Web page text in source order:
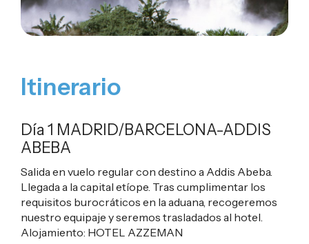
Itinerario
Día 1 MADRID/BARCELONA-ADDIS
ABEBA
Salida en vuelo regular con destino a Addis Abeba.
Llegada a la capital etíope. Tras cumplimentar los
requisitos burocráticos en la aduana, recogeremos
nuestro equipaje y seremos trasladados al hotel.
Alojamiento: HOTEL AZZEMAN